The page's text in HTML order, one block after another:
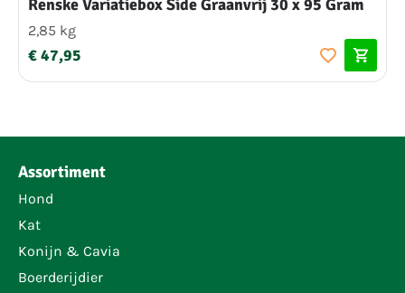
Renske Variatiebox Side Graanvrij 30 x 95 Gram
2,85 kg
€ 47,95
Assortiment
Hond
Kat
Konijn & Cavia
Boerderijdier